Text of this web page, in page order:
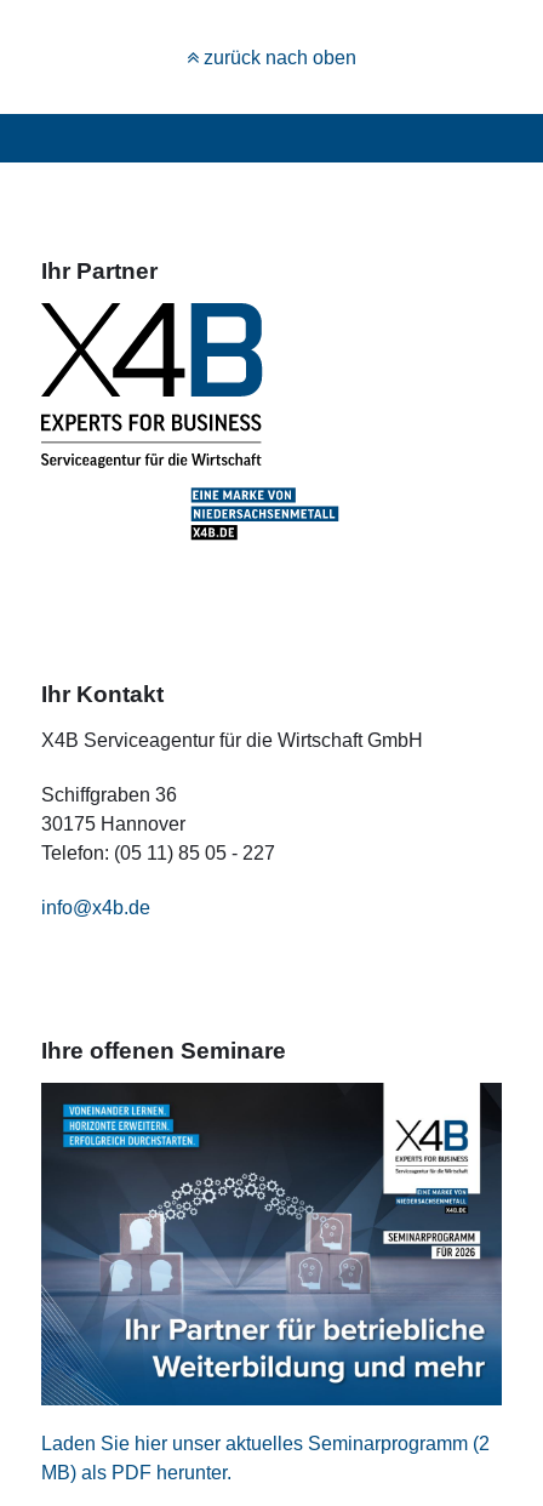
zurück nach oben
Ihr Partner
Ihr Kontakt
X4B Serviceagentur für die Wirtschaft GmbH
Schiffgraben 36
30175 Hannover
Telefon: (05 11) 85 05 - 227
info@x4b.de
Ihre offenen Seminare
Laden Sie hier unser aktuelles Seminarprogramm (2
MB) als PDF herunter.